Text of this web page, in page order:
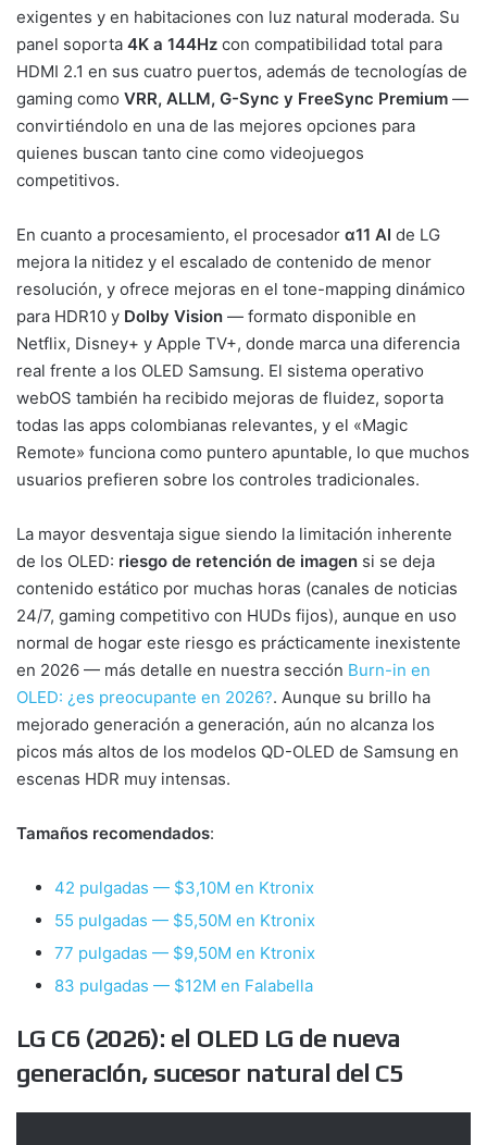
exigentes y en habitaciones con luz natural moderada. Su
panel soporta 4K a 144Hz con compatibilidad total para
HDMI 2.1 en sus cuatro puertos, además de tecnologías de
gaming como VRR, ALLM, G-Sync y FreeSync Premium —
convirtiéndolo en una de las mejores opciones para
quienes buscan tanto cine como videojuegos
competitivos.
En cuanto a procesamiento, el procesador α11 AI de LG
mejora la nitidez y el escalado de contenido de menor
resolución, y ofrece mejoras en el tone-mapping dinámico
para HDR10 y Dolby Vision — formato disponible en
Netflix, Disney+ y Apple TV+, donde marca una diferencia
real frente a los OLED Samsung. El sistema operativo
webOS también ha recibido mejoras de fluidez, soporta
todas las apps colombianas relevantes, y el «Magic
Remote» funciona como puntero apuntable, lo que muchos
usuarios prefieren sobre los controles tradicionales.
La mayor desventaja sigue siendo la limitación inherente
de los OLED: riesgo de retención de imagen si se deja
contenido estático por muchas horas (canales de noticias
24/7, gaming competitivo con HUDs fijos), aunque en uso
normal de hogar este riesgo es prácticamente inexistente
en 2026 — más detalle en nuestra sección Burn-in en
OLED: ¿es preocupante en 2026?. Aunque su brillo ha
mejorado generación a generación, aún no alcanza los
picos más altos de los modelos QD-OLED de Samsung en
escenas HDR muy intensas.
Tamaños recomendados:
42 pulgadas — $3,10M en Ktronix
55 pulgadas — $5,50M en Ktronix
77 pulgadas — $9,50M en Ktronix
83 pulgadas — $12M en Falabella
LG C6 (2026): el OLED LG de nueva
generación, sucesor natural del C5